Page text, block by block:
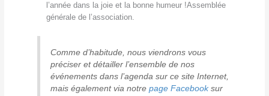
l’année dans la joie et la bonne humeur !Assemblée
générale de l’association.
Comme d’habitude, nous viendrons vous
préciser et détailler l’ensemble de nos
événements dans l’agenda sur ce site Internet,
mais également via notre page Facebooksur